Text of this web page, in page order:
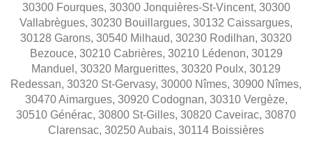
30300 Fourques, 30300 Jonquières-St-Vincent, 30300
Vallabrègues, 30230 Bouillargues, 30132 Caissargues,
30128 Garons, 30540 Milhaud, 30230 Rodilhan, 30320
Bezouce, 30210 Cabrières, 30210 Lédenon, 30129
Manduel, 30320 Marguerittes, 30320 Poulx, 30129
Redessan, 30320 St-Gervasy, 30000 Nîmes, 30900 Nîmes,
30470 Aimargues, 30920 Codognan, 30310 Vergèze,
30510 Générac, 30800 St-Gilles, 30820 Caveirac, 30870
Clarensac, 30250 Aubais, 30114 Boissières